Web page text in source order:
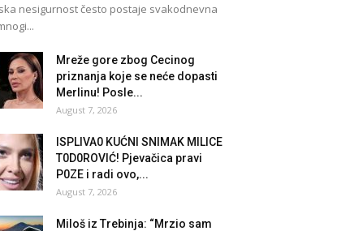
nesigurnost često postaje svakodnevna
Mreže gore zbog Cecinog
priznanja koje se neće dopasti
Merlinu! Posle...
August 7, 2026
lSPLlVA0 KUĆNl SNlMAK MlLlCE
T0D0ROVlĆ! Pjevačica pravi
P0ZE i radi ovo,...
August 7, 2026
Miloš iz Trebinja: “Mrzio sam